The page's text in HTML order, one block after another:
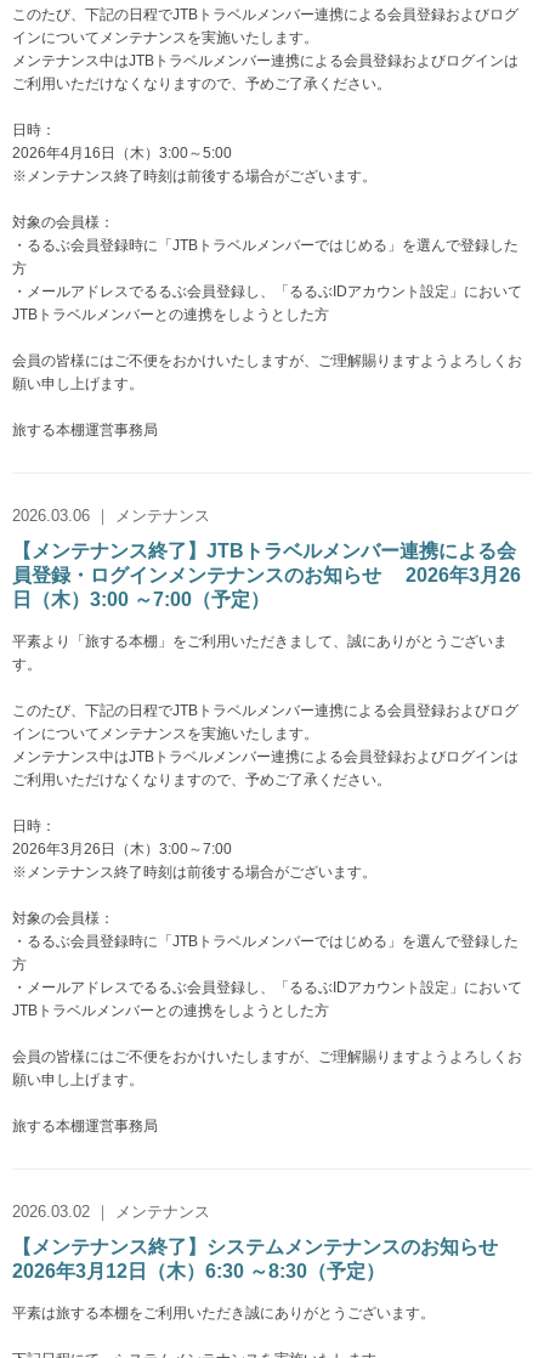
このたび、下記の日程でJTBトラベルメンバー連携による会員登録およびログ
インについてメンテナンスを実施いたします。
メンテナンス中はJTBトラベルメンバー連携による会員登録およびログインは
ご利用いただけなくなりますので、予めご了承ください。
日時：
2026年4月16日（木）3:00～5:00
※メンテナンス終了時刻は前後する場合がございます。
対象の会員様：
・るるぶ会員登録時に「JTBトラベルメンバーではじめる」を選んで登録した
方
・メールアドレスでるるぶ会員登録し、「るるぶIDアカウント設定」において
JTBトラベルメンバーとの連携をしようとした方
会員の皆様にはご不便をおかけいたしますが、ご理解賜りますようよろしくお
願い申し上げます。
旅する本棚運営事務局
2026.03.06 ｜ メンテナンス
【メンテナンス終了】JTBトラベルメンバー連携による会
員登録・ログインメンテナンスのお知らせ 2026年3月26
日（木）3:00 ～7:00（予定）
平素より「旅する本棚」をご利用いただきまして、誠にありがとうございま
す。
このたび、下記の日程でJTBトラベルメンバー連携による会員登録およびログ
インについてメンテナンスを実施いたします。
メンテナンス中はJTBトラベルメンバー連携による会員登録およびログインは
ご利用いただけなくなりますので、予めご了承ください。
日時：
2026年3月26日（木）3:00～7:00
※メンテナンス終了時刻は前後する場合がございます。
対象の会員様：
・るるぶ会員登録時に「JTBトラベルメンバーではじめる」を選んで登録した
方
・メールアドレスでるるぶ会員登録し、「るるぶIDアカウント設定」において
JTBトラベルメンバーとの連携をしようとした方
会員の皆様にはご不便をおかけいたしますが、ご理解賜りますようよろしくお
願い申し上げます。
旅する本棚運営事務局
2026.03.02 ｜ メンテナンス
【メンテナンス終了】システムメンテナンスのお知らせ
2026年3月12日（木）6:30 ～8:30（予定）
平素は旅する本棚をご利用いただき誠にありがとうございます。